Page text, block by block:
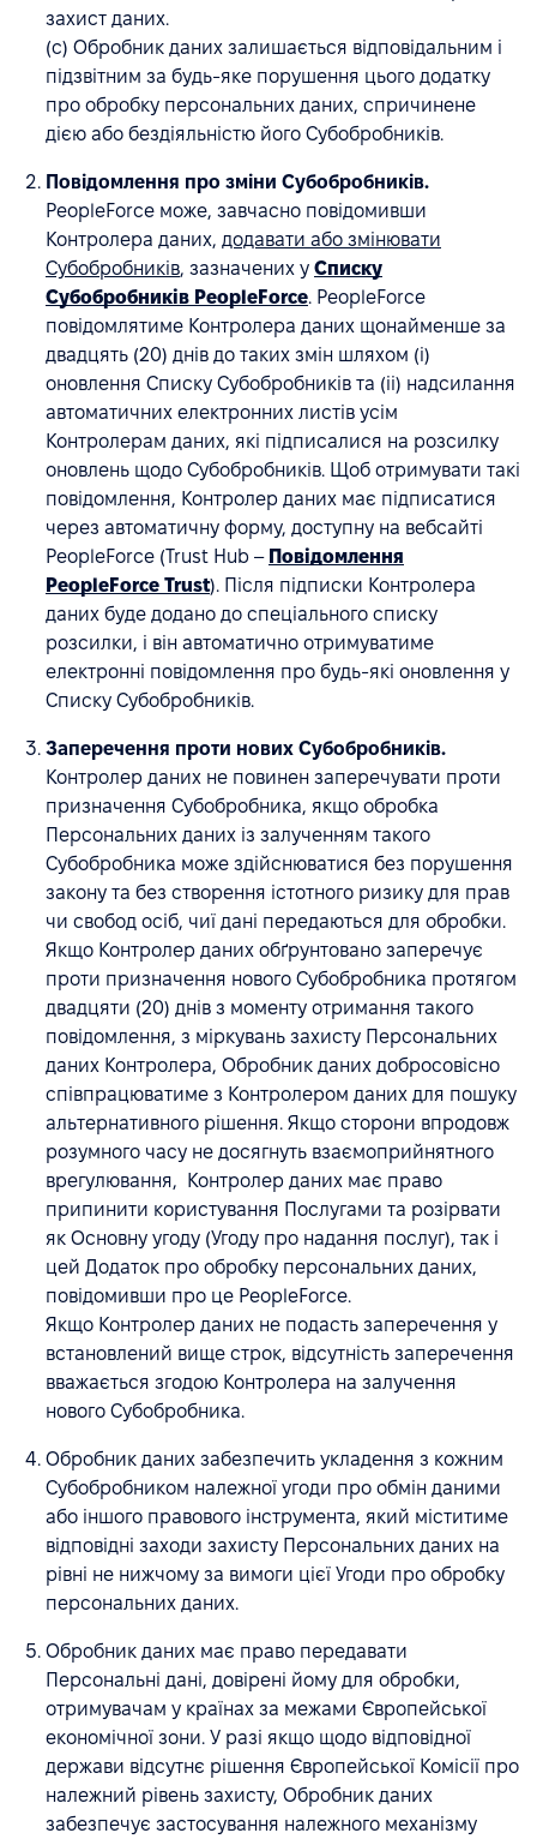
захист даних.
(c) Обробник даних залишається відповідальним і
підзвітним за будь-яке порушення цього додатку
про обробку персональних даних, спричинене
дією або бездіяльністю його Субобробників.
Повідомлення про зміни Субобробників.
PeopleForce може, завчасно повідомивши
Контролера даних, додавати або змінювати
Субобробників, зазначених у Списку
Субобробників PeopleForce. PeopleForce
повідомлятиме Контролера даних щонайменше за
двадцять (20) днів до таких змін шляхом (i)
оновлення Списку Субобробників та (ii) надсилання
автоматичних електронних листів усім
Контролерам даних, які підписалися на розсилку
оновлень щодо Субобробників. Щоб отримувати такі
повідомлення, Контролер даних має підписатися
через автоматичну форму, доступну на вебсайті
PeopleForce (Trust Hub – Повідомлення
PeopleForce Trust). Після підписки Контролера
даних буде додано до спеціального списку
розсилки, і він автоматично отримуватиме
електронні повідомлення про будь-які оновлення у
Списку Субобробників.
Заперечення проти нових Субобробників.
Контролер даних не повинен заперечувати проти
призначення Субобробника, якщо обробка
Персональних даних із залученням такого
Субобробника може здійснюватися без порушення
закону та без створення істотного ризику для прав
чи свобод осіб, чиї дані передаються для обробки.
Якщо Контролер даних обґрунтовано заперечує
проти призначення нового Субобробника протягом
двадцяти (20) днів з моменту отримання такого
повідомлення, з міркувань захисту Персональних
даних Контролера, Обробник даних добросовісно
співпрацюватиме з Контролером даних для пошуку
альтернативного рішення. Якщо сторони впродовж
розумного часу не досягнуть взаємоприйнятного
врегулювання, Контролер даних має право
припинити користування Послугами та розірвати
як Основну угоду (Угоду про надання послуг), так і
цей Додаток про обробку персональних даних,
повідомивши про це PeopleForce.
Якщо Контролер даних не подасть заперечення у
встановлений вище строк, відсутність заперечення
вважається згодою Контролера на залучення
нового Субобробника.
Обробник даних забезпечить укладення з кожним
Субобробником належної угоди про обмін даними
або іншого правового інструмента, який міститиме
відповідні заходи захисту Персональних даних на
рівні не нижчому за вимоги цієї Угоди про обробку
персональних даних.
Обробник даних має право передавати
Персональні дані, довірені йому для обробки,
отримувачам у країнах за межами Європейської
економічної зони. У разі якщо щодо відповідної
держави відсутнє рішення Європейської Комісії про
належний рівень захисту, Обробник даних
забезпечує застосування належного механізму